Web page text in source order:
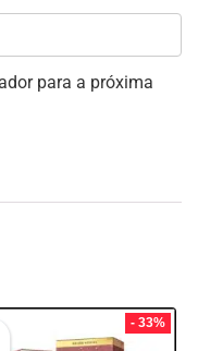
para a próxima
- 33%